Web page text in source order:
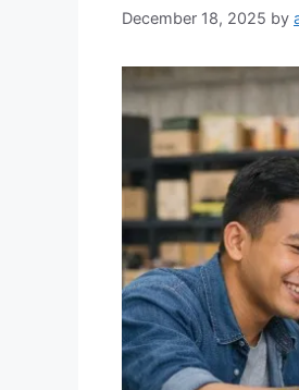
December 18, 2025 by